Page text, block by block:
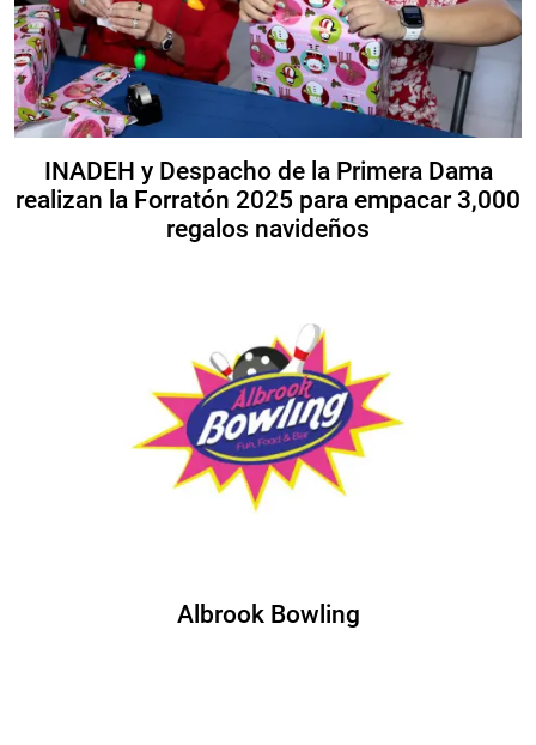
INADEH y Despacho de la Primera Dama
realizan la Forratón 2025 para empacar 3,000
regalos navideños
Albrook Bowling